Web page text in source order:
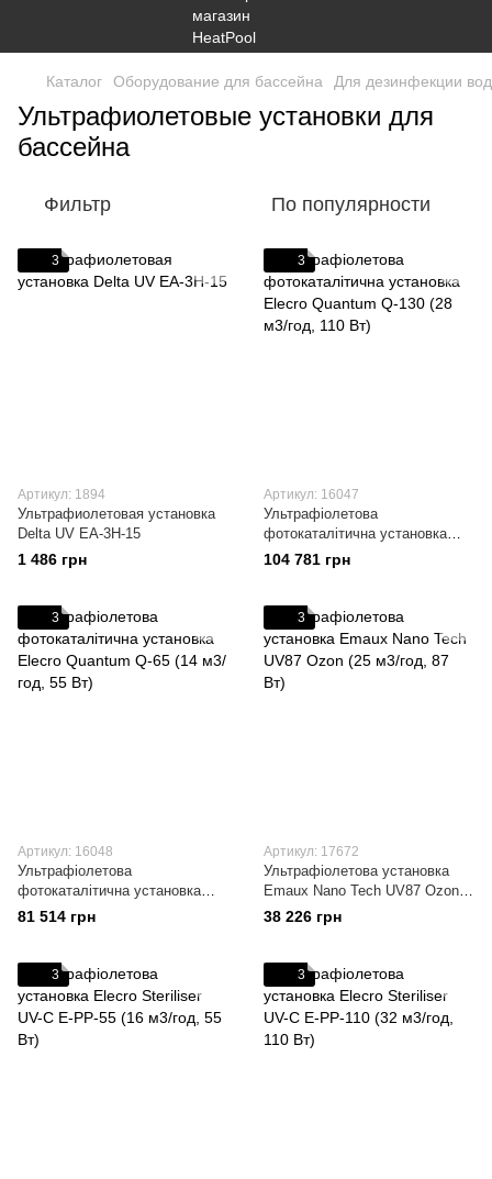
Каталог Оборудование для бассейна Для дезинфекции
Ультрафиолетовые установки для
бассейна
Фильтр По популярности
3
Артикул: 1894
Ультрафиолетовая установка
Delta UV ЕА-3Н-15
1 486 грн
3
Артикул: 16047
Ультрафіолетова
фотокаталітична установка
Elecro Quantum Q-130 (28 м3/
год, 110 Вт)
104 781 грн
3
Артикул: 16048
Ультрафіолетова
фотокаталітична установка
Elecro Quantum Q-65 (14 м3/
год, 55 Вт)
81 514 грн
3
Артикул: 17672
Ультрафіолетова установка
Emaux Nano Tech UV87 Ozon
(25 м3/год, 87 Вт)
38 226 грн
3 3